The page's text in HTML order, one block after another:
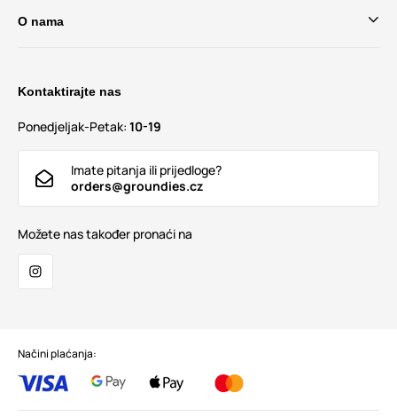
O nama
Kontaktirajte nas
Ponedjeljak-Petak: 10-19
Imate pitanja ili prijedloge?
orders@groundies.cz
Možete nas također pronaći na
Načini plaćanja: